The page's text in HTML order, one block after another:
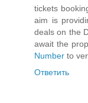
tickets
aim is
deals on the
await the
Number to
Ответить